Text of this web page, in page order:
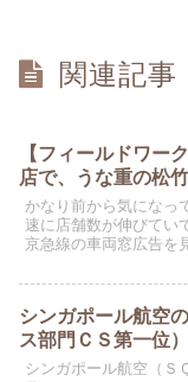
関連記事
【フィールドワー
店で、うな重の松
かなり前から気になっ
速に店舗数が伸びてい
京急線の車両窓広告を
ているようです。 葛
シンガポール航空
ス部門ＣＳ第一位）
シンガポール航空（Ｓ